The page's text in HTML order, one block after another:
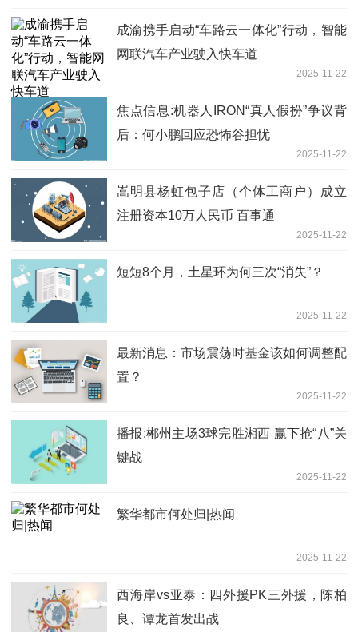
成渝携手启动“车路云一体化”行动，智能
网联汽车产业驶入快车道
2025-11-22
焦点信息:机器人IRON“真人假扮”争议背
后：何小鹏回应恐怖谷担忧
2025-11-22
嵩明县杨虹包子店（个体工商户）成立
注册资本10万人民币 百事通
2025-11-22
短短8个月，土星环为何三次“消失”？
2025-11-22
最新消息：市场震荡时基金该如何调整配
置？
2025-11-22
播报:郴州主场3球完胜湘西 赢下抢“八”关
键战
2025-11-22
繁华都市何处归|热闻
2025-11-22
西海岸vs亚泰：四外援PK三外援，陈柏
良、谭龙首发出战